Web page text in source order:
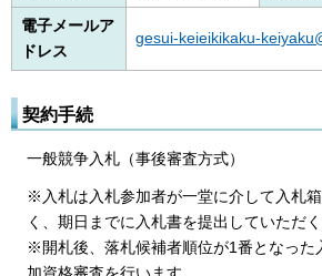
電子メールア
ドレス
gesui-keieikikaku-
契約手続
一般競争入札（事後審査方式）
※入札は入札参加者が一堂に介して入札
く、期日までに入札書を提出していただ
※開札後、落札候補者順位が1番となった